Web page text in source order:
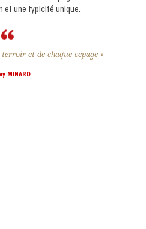
et une typicité unique.
et de chaque cépage »
MINARD